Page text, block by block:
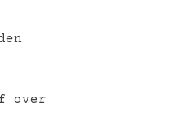
over